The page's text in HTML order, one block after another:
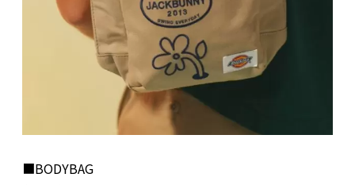
■BODYBAG